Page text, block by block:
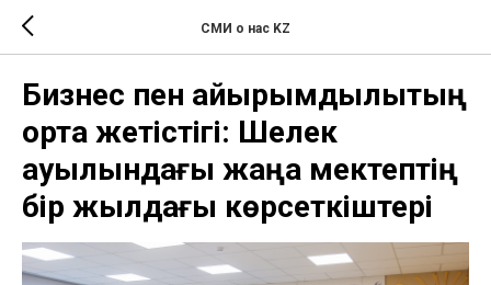
СМИ о нас KZ
Бизнес пен қайырымдылықтың
ортақ жетістігі: Шелек
ауылындағы жаңа мектептің
бір жылдағы көрсеткіштері